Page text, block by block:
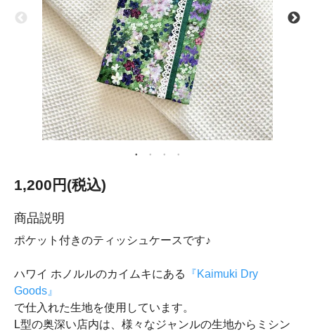
1,200円(税込)
商品説明
ポケット付きのティッシュケースです♪
ハワイ ホノルルのカイムキにある
『Kaimuki Dry
Goods』
で仕入れた生地を使用しています。
L型の奥深い店内は、様々なジャンルの生地からミシン